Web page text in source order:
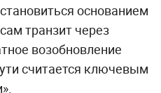
основанием
транзит через
возобновление
считается ключевым